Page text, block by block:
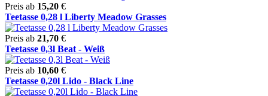
Preis ab 15,20 €
Teetasse 0,28 l Liberty Meadow Grasses
Preis ab 21,70 €
Teetasse 0,3l Beat - Weiß
Preis ab 10,60 €
Teetasse 0,20l Lido - Black Line